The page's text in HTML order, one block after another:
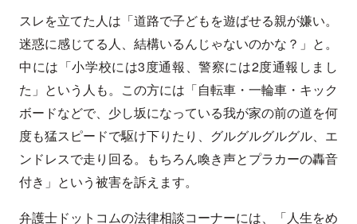
スレを立てた人は「道路で子どもを遊ばせる親が嫌い。
迷惑に感じてる人、結構いるんじゃないのかな？」と。
中には「小学校には3度通報、警察には2度通報しまし
た」という人も。この方には「自転車・一輪車・キック
ボードなどで、少し坂になっている我が家の前の道を何
度も猛スピードで駆け下りたり、グルグルグルグル、エ
ンドレスで走り回る。もちろん喚き声とプラカーの轟音
付き」という被害を訴えます。
弁護士ドットコムの法律相談コーナーには、「人生をめ